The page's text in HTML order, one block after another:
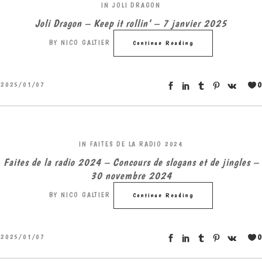
IN JOLI DRAGON
Joli Dragon – Keep it rollin’ – 7 janvier 2025
BY NICO GALTIER Continue Reading
2025/01/07 0
IN FAITES DE LA RADIO 2024
Faites de la radio 2024 – Concours de slogans et de jingles –
30 novembre 2024
BY NICO GALTIER Continue Reading
2025/01/07 0